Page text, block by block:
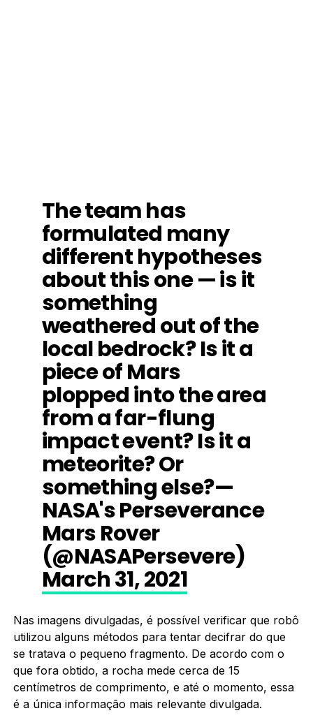
The team has
formulated many
different hypotheses
about this one — is it
something
weathered out of the
local bedrock? Is it a
piece of Mars
plopped into the area
from a far-flung
impact event? Is it a
meteorite? Or
something else?—
NASA's Perseverance
Mars Rover
(@NASAPersevere)
March 31, 2021
Nas imagens divulgadas, é possível verificar que robô
utilizou alguns métodos para tentar decifrar do que
se tratava o pequeno fragmento. De acordo com o
que fora obtido, a rocha mede cerca de 15
centímetros de comprimento, e até o momento, essa
é a única informação mais relevante divulgada.